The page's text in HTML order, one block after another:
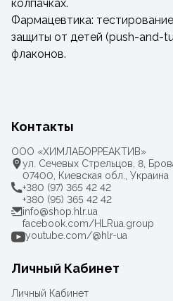
колпачках.
Фармацевтика:
защиты от детей (push-and-
флаконов.
Контакты
ООО «ХИМЛАБОРРЕАКТИВ»
ул. Сечевых Стрельцов, 8,
07400, Киевская обл., Украина
+380 (97) 365 42 42
+380 (95) 365 42 42
info@shop.hlr.ua
facebook.com/HLRua.group
youtube.com/@hlr-ua
Личный Кабинет
Личный Кабинет